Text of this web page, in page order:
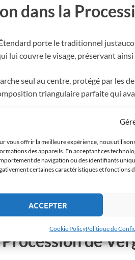
vous offrir la meilleure expérience, nous
des appareils. En acceptant ces
de navigation ou des identifiants
certaines caractéristiques et fonctions
ACCEPTER
Cookie PolicyPolitique de
dans la
porte le traditionnel
lui couvre le visage, préservant
seul au centre, protégé par les
triangulaire parfaite qui
la Rue des
de l’étroite Rue des Escargots,
les plus photogéniques et
le message en
de